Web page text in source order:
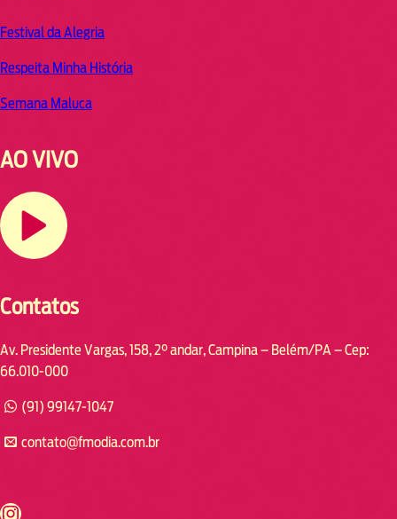
Festival da Alegria
Respeita Minha História
Semana Maluca
AO VIVO
Contatos
Av. Presidente Vargas, 158, 2° andar, Campina – Belém/PA – Cep:
66.010-000
(91) 99147-1047
contato@fmodia.com.br
https://www.instagram.com/fmodia.cabofrio/